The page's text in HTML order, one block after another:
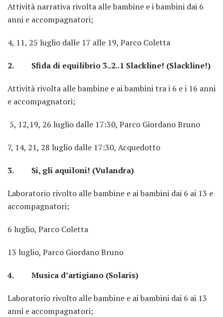
Attività narrativa rivolta alle bambine e i bambini dai 6
anni e accompagnatori;
4, 11, 25 luglio dalle 17 alle 19, Parco Coletta
2. Sfida di equilibrio 3..2..1 Slackline! (Slackline!)
Attività rivolta alle bambine e ai bambini tra i 6 e i 16 anni
e accompagnatori;
5, 12,19, 26 luglio dalle 17:30, Parco Giordano Bruno
7, 14, 21, 28 luglio dalle 17:30, Acquedotto
3. Si, gli aquiloni! (Vulandra)
Laboratorio rivolto alle bambine e ai bambini dai 6 ai 13 e
accompagnatori;
6 luglio, Parco Coletta
13 luglio, Parco Giordano Bruno
4. Musica d’artigiano (Solaris)
Laboratorio rivolto alle bambine e ai bambini dai 6 ai 13
anni e accompagnatori;